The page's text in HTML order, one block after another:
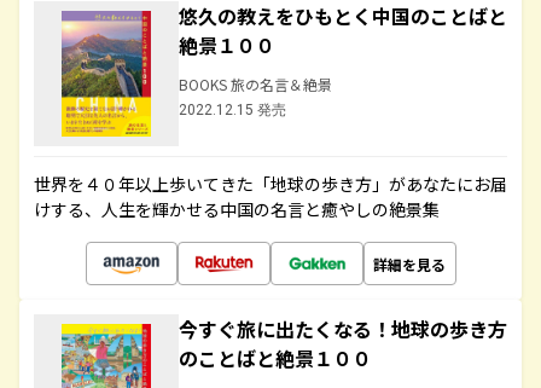
悠久の教えをひもとく中国のことばと
絶景１００
BOOKS 旅の名言＆絶景
2022.12.15 発売
世界を４０年以上歩いてきた「地球の歩き方」があなたにお届
けする、人生を輝かせる中国の名言と癒やしの絶景集
詳細を見る
今すぐ旅に出たくなる！地球の歩き方
のことばと絶景１００